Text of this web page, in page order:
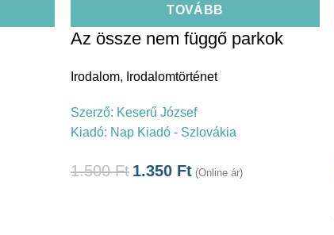
TOVÁBB
Az össze nem függő parkok
Irodalom, Irodalomtörténet
Szerző: Keserű József
Kiadó: Nap Kiadó - Szlovákia
1.500Ft 1.350 Ft (Online ár)